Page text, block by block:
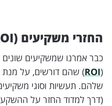
החזרי משקיעים (ROI) - ואתם
כבר אמרנו שמשקיעים
(
ROI) שהם דורשים, על מנת
שלהם. תעשיות וסוגי
(דרך למדוד החזר על